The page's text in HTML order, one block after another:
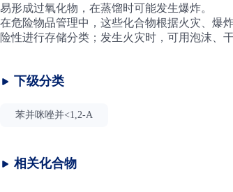
易形成过氧化物，在蒸馏时可能发生爆炸。
在危险物品管理中，这些化合物根据火灾、爆
险性进行存储分类；发生火灾时，可用泡沫、
下级分类
苯并咪唑并<1,2-A
相关化合物